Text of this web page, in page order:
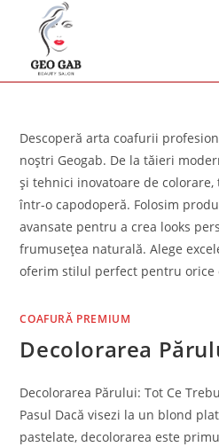
Descoperă arta coafurii
noștri Geogab. De la tăieri
și tehnici inovatoare de
într-o capodoperă. Folosim
avansate pentru a crea looks
frumusețea naturală. Alege
oferim stilul perfect pentru orice
COAFURĂ PREMIUM
Decolorarea
Decolorarea Părului: Tot Ce
Pasul Dacă visezi la un blond
pastelate, decolorarea este